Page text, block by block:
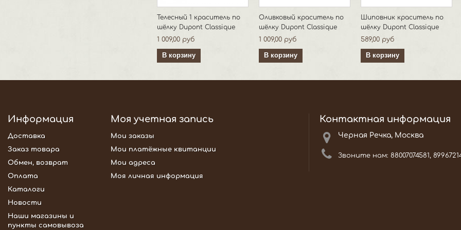
Телесный 1 краситель по
шёлку Dupont Classique
1 009,00 руб
В корзину
Оливковый краситель по
шёлку Dupont Classique
1 009,00 руб
В корзину
Шиповник краситель по
шёлку Dupont Classique
589,00 руб
В корзину
Информация
Доставка
Заказ товара
Обмен, возврат
Оплата
Каталоги
Новости
Наши магазины и
пункты самовывоза
Моя учетная запись
Мои заказы
Мои платёжные квитанции
Мои адреса
Моя личная информация
Контактная информация
Черная Речка, Москва
Звоните нам: 88007074581,